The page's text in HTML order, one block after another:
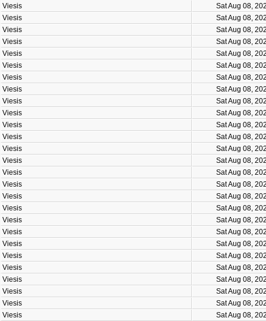
Viesis
Sat Aug 08,
Viesis
Sat Aug 08,
Viesis
Sat Aug 08,
Viesis
Sat Aug 08,
Viesis
Sat Aug 08,
Viesis
Sat Aug 08,
Viesis
Sat Aug 08,
Viesis
Sat Aug 08,
Viesis
Sat Aug 08,
Viesis
Sat Aug 08,
Viesis
Sat Aug 08,
Viesis
Sat Aug 08,
Viesis
Sat Aug 08,
Viesis
Sat Aug 08,
Viesis
Sat Aug 08,
Viesis
Sat Aug 08,
Viesis
Sat Aug 08,
Viesis
Sat Aug 08,
Viesis
Sat Aug 08,
Viesis
Sat Aug 08,
Viesis
Sat Aug 08,
Viesis
Sat Aug 08,
Viesis
Sat Aug 08,
Viesis
Sat Aug 08,
Viesis
Sat Aug 08,
Viesis
Sat Aug 08,
Viesis
Sat Aug 08,